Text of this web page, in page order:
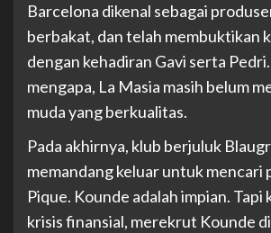
Barcelona dikenal sebagai
berbakat, dan telah membuktikan
dengan kehadiran Gavi serta
mengapa, La Masia masih belum
muda yang berkualitas.
Pada akhirnya, klub berjuluk
memandang keluar untuk mencari
Pique. Kounde adalah impian. Tapi
krisis finansial, merekrut Kounde